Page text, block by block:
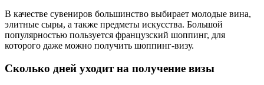
В качестве сувениров большинство выбирает молодые вина,
элитные сыры, а также предметы искусства. Большой
популярностью пользуется французский шоппинг, для
которого даже можно получить шоппинг-визу.
Сколько дней уходит на получение визы